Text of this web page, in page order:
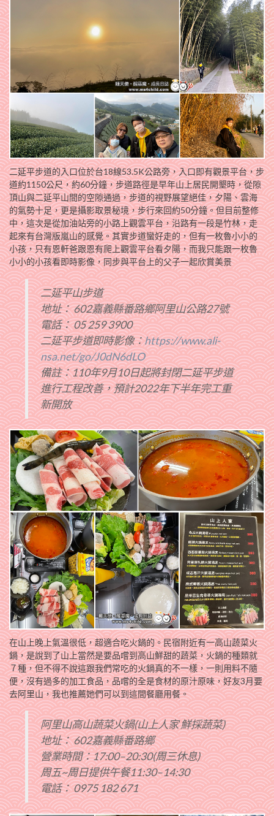
二延平步道的入口位於台18線53.5K公路旁，入口即有觀景平台，步
道約1150公尺，約60分鐘，步道路徑是早年山上居民開墾時，從隙
頂山與二延平山間的空隙通過，步道的視野展望絕佳，夕陽、雲海
的氣勢十足，更是攝影取景秘境，步行來回約50分鐘。但目前整修
中，這次是從加油站旁的小路上觀雲平台，沿路有一段是竹林，走
起來有台灣版嵐山的感覺。其實步道蠻好走的，但有一枚魯小小的
小孩，只有恩軒爸跟恩有爬上觀雲平台看夕陽，而我只能跟一枚魯
小小的小孩看即時影像，同步與平台上的父子一起欣賞美景
二延平山步道
地址： 602嘉義縣番路鄉阿里山公路27號
電話： 05 259 3900
二延平步道即時影像：https://www.ali-
nsa.net/go/J0dN6dLO
備註：110年9月10日起將封閉二延平步道
進行工程改善，預計2022年下半年完工重
新開放
在山上晚上氣溫很低，超適合吃火鍋的。民宿附近有一高山蔬菜火
鍋，是說到了山上當然是要品嚐到高山鮮甜的蔬菜，火鍋的種類就
７種，但不得不說這跟我們常吃的火鍋真的不一樣，一則用料不隨
便，沒有過多的加工食品，品嚐的全是食材的原汁原味，好友3月要
去阿里山，我也推薦她們可以到這間餐廳用餐。
阿里山高山蔬菜火鍋(山上人家 鮮採蔬菜)
地址： 602嘉義縣番路鄉
營業時間：17:00–20:30(周三休息)
周五~周日提供午餐11:30–14:30
電話： 0975 182 671